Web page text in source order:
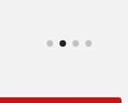
Tracy ATR58A